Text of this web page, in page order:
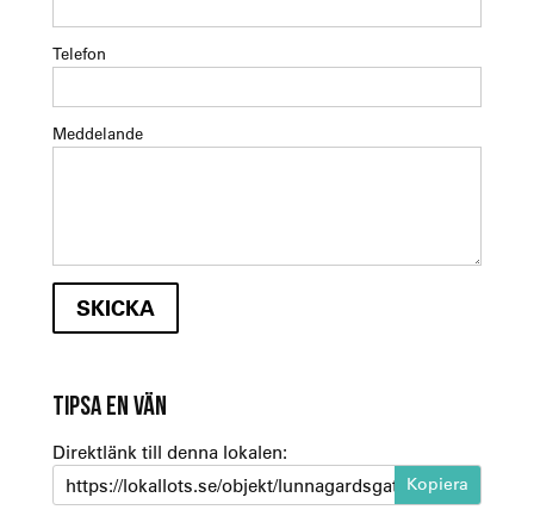
Telefon
Meddelande
TIPSA EN VÄN
Direktlänk till denna lokalen:
https://lokallots.se/objekt/lunnagardsgatan-4-abb-huset